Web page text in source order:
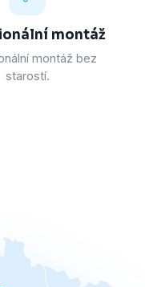
montáž
montáž bez
starostí.